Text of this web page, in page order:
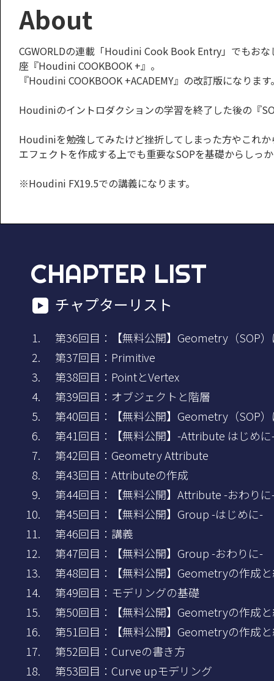
About
CGWORLDの連載「Houdini Cook Book Entry」でもお
座『Houdini COOKBOOK +』。
『Houdini COOKBOOK +ACADEMY』の改訂版になります
Houdiniのイントロダクションの学習を終了した後の『
Houdiniを勉強してみたけど挫折してしまった方やこれ
エフェクトを作成する上でも重要なSOPを基礎からしっ
※Houdini FX19.5での講義になります。
CHAPTER LIST
チャプターリスト
第36回目：【無料公開】Geometry（SOP
第37回目：Primitive
第38回目：PointとVertex
第39回目：オブジェクトと階層
第40回目：【無料公開】Geometry（SOP
第41回目：【無料公開】-Attribute はじめ
第42回目：Geometry Attribute
第43回目：Attributeの作成
第44回目：【無料公開】Attribute -おわり
第45回目：【無料公開】Group -はじめに-
第46回目：講義
第47回目：【無料公開】Group -おわりに-
第48回目：【無料公開】Geometryの作成
第49回目：モデリングの基礎
第50回目：【無料公開】Geometryの作成
第51回目：【無料公開】Geometryの作成
第52回目：Curveの書き方
第53回目：Curve upモデリング